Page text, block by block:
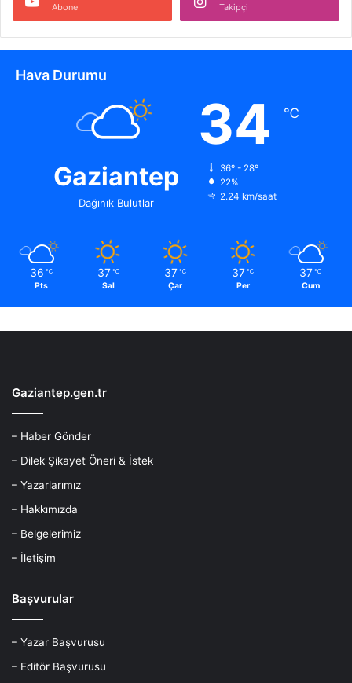
Abone Takipçi
Hava Durumu
Gaziantep
Dağınık Bulutlar
34 ℃
36º - 28º
22%
2.24 km/saat
36 ℃
Pts
37 ℃
Sal
37 ℃
Çar
37 ℃
Per
37 ℃
Cum
Gaziantep.gen.tr
– Haber Gönder
– Dilek Şikayet Öneri & İstek
– Yazarlarımız
– Hakkımızda
– Belgelerimiz
– İletişim
Başvurular
– Yazar Başvurusu
– Editör Başvurusu